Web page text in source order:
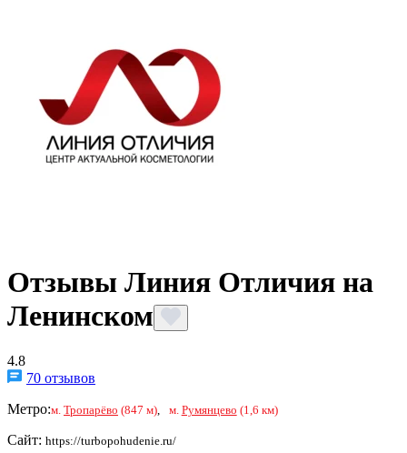
Отзывы Линия Отличия на
Ленинском
4.8
70 отзывов
Метро:м. Тропарёво (847 м) м. Румянцево (1,6 км)
Сайт: https://turbopohudenie.ru/